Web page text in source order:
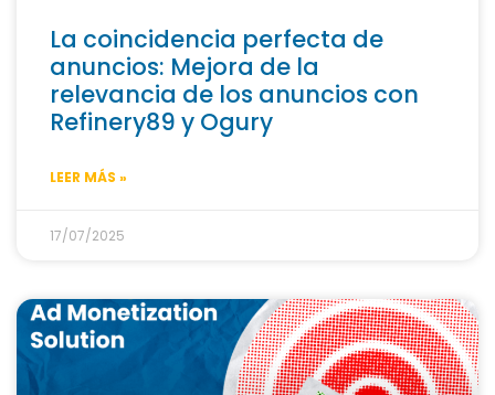
La coincidencia perfecta de
anuncios: Mejora de la
relevancia de los anuncios con
Refinery89 y Ogury
LEER MÁS »
17/07/2025